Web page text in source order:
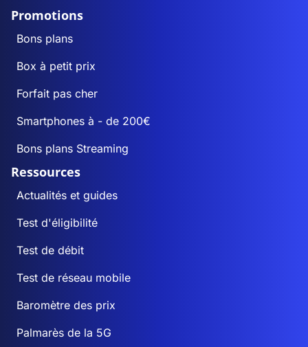
Promotions
Bons plans
Box à petit prix
Forfait pas cher
Smartphones à - de 200€
Bons plans Streaming
Ressources
Actualités et guides
Test d'éligibilité
Test de débit
Test de réseau mobile
Baromètre des prix
Palmarès de la 5G